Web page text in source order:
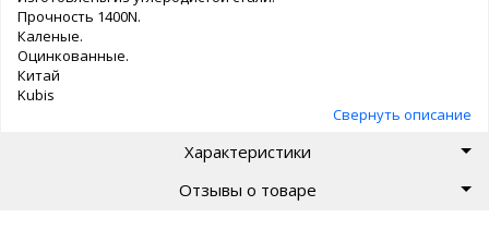
Прочность 1400N.
Каленые.
Оцинкованные.
Китай
Kubis
Свернуть описание
Характеристики
Отзывы о товаре